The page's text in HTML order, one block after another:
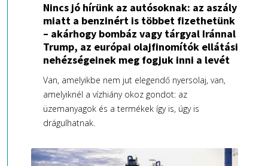
Nincs jó hírünk az autósoknak: az aszály
miatt a benzinért is többet fizethetünk
– akárhogy bombáz vagy tárgyal Iránnal
Trump, az európai olajfinomítók ellátási
nehézségeinek meg fogjuk inni a levét
Van, amelyikbe nem jut elegendő nyersolaj, van,
amelyiknél a vízhiány okoz gondot: az
üzemanyagok és a termékek így is, úgy is
drágulhatnak.